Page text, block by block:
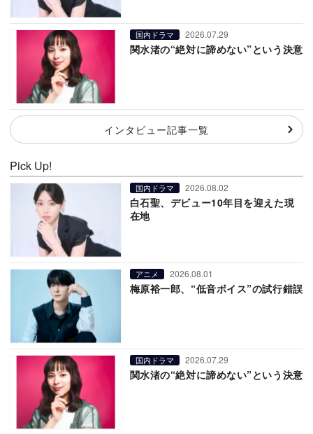
国内ドラマ 2026.07.29
関水渚の“絶対に諦めない”という決意
インタビュー記事一覧
Pick Up!
国内ドラマ 2026.08.02
白石聖、デビュー10年目を迎えた現
在地
アニメ 2026.08.01
梅原裕一郎、“低音ボイス”の試行錯誤
国内ドラマ 2026.07.29
関水渚の“絶対に諦めない”という決意